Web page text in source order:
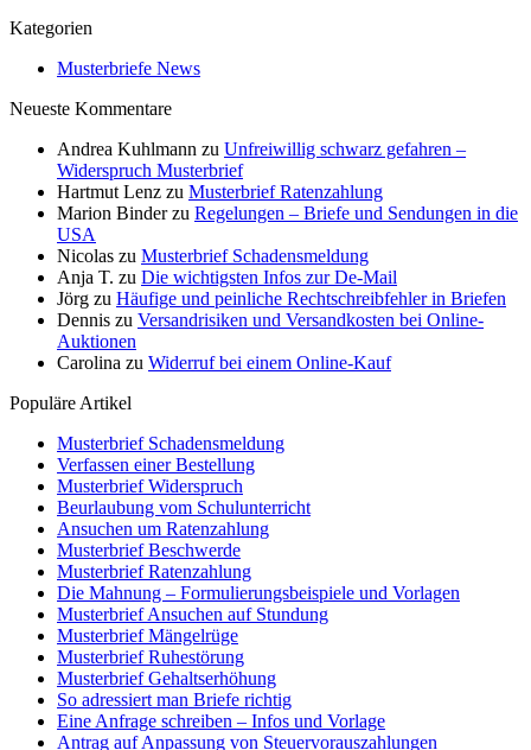
Kategorien
Musterbriefe News
Neueste Kommentare
Andrea Kuhlmann zu Unfreiwillig schwarz gefahren –
Widerspruch Musterbrief
Hartmut Lenz zu Musterbrief Ratenzahlung
Marion Binderzu Regelungen – Briefe und Sendungen in die
USA
Nicolas zu Musterbrief Schadensmeldung
Anja T. zu Die wichtigsten Infos zur De-Mail
Jörg zu Häufige und peinliche Rechtschreibfehler in Briefen
Dennis zu Versandrisiken und Versandkosten bei Online-
Auktionen
Carolina zu Widerruf bei einem Online-Kauf
Populäre Artikel
Musterbrief Schadensmeldung
Verfassen einer Bestellung
Musterbrief Widerspruch
Beurlaubung vom Schulunterricht
Ansuchen um Ratenzahlung
Musterbrief Beschwerde
Musterbrief Ratenzahlung
Die Mahnung – Formulierungsbeispiele und Vorlagen
Musterbrief Ansuchen auf Stundung
Musterbrief Mängelrüge
Musterbrief Ruhestörung
Musterbrief Gehaltserhöhung
So adressiert man Briefe richtig
Eine Anfrage schreiben – Infos und Vorlage
Antrag auf Anpassung von Steuervorauszahlungen